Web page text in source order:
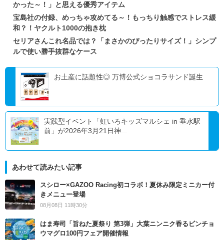
かった～！」と思える優秀アイテム
宝島社の付録、めっちゃ攻めてる～！もっちり触感でストレス緩
和？！ヤクルト1000の抱き枕
セリアさんこれ名品では？「まさかのぴったりサイズ！」シンプ
ルで使い勝手抜群なケース
お土産に話題性◎ 万博公式ショコラサンド誕生
実践型イベント「虹いろキッズマルシェ in 垂水駅
前」が2026年3月21日神...
あわせて読みたい記事
スシロー×GAZOO Racing初コラボ！夏休み限定ミニカー付
きメニュー登場
08月08日 11時30分
はま寿司「旨ねた夏祭り 第3弾」大葉ニンニク香るビンチョ
ウマグロ100円フェア開催情報